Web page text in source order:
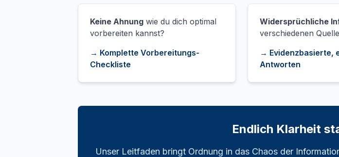
Keine Ahnung wie du dich optimal
vorbereiten kannst?
→ Komplette Vorbereitungs-
Checkliste
Widersprüchliche
verschiedenen
→ Evidenzbasierte,
Antworten
Endlich Klarheit
Unser Leitfaden bringt Ordnung in das Chaos der